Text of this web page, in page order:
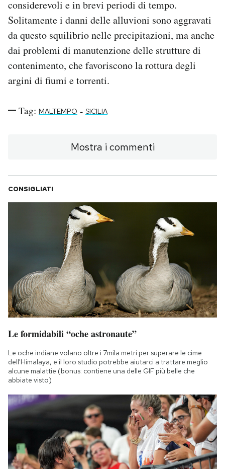
considerevoli e in brevi periodi di tempo.
Solitamente i danni delle alluvioni sono aggravati
da questo squilibrio nelle precipitazioni, ma anche
dai problemi di manutenzione delle strutture di
contenimento, che favoriscono la rottura degli
argini di fiumi e torrenti.
Tag: MALTEMPO - SICILIA
Mostra i commenti
CONSIGLIATI
Le formidabili “oche astronaute”
Le oche indiane volano oltre i 7mila metri per superare le cime
dell'Himalaya, e il loro studio potrebbe aiutarci a trattare meglio
alcune malattie (bonus: contiene una delle GIF più belle che
abbiate visto)